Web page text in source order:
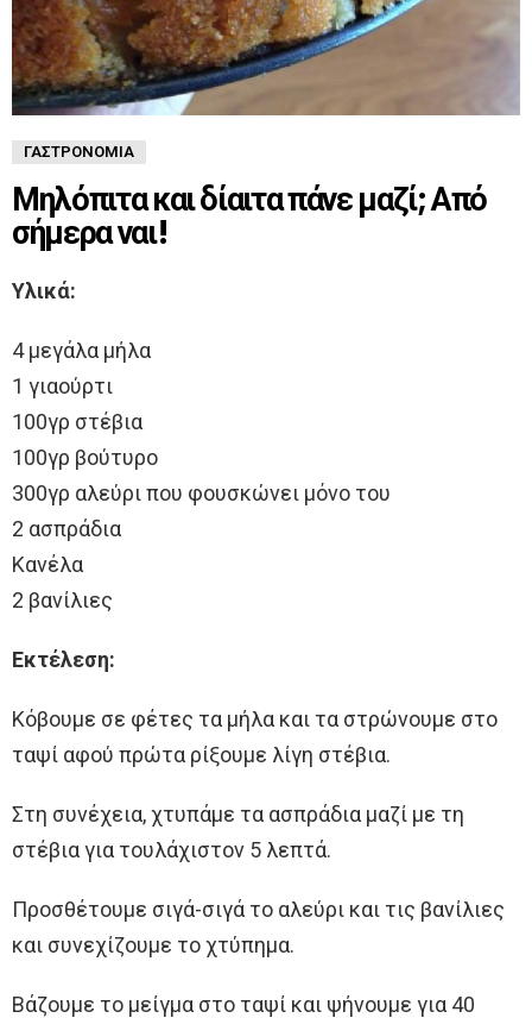
ΓΑΣΤΡΟΝΟΜΊΑ
Μηλόπιτα και δίαιτα πάνε μαζί; Από
σήμερα ναι!
Υλικά:
4 μεγάλα μήλα
1 γιαούρτι
100γρ στέβια
100γρ βούτυρο
300γρ αλεύρι που φουσκώνει μόνο του
2 ασπράδια
Κανέλα
2 βανίλιες
Εκτέλεση:
Κόβουμε σε φέτες τα μήλα και τα στρώνουμε στο
ταψί αφού πρώτα ρίξουμε λίγη στέβια.
Στη συνέχεια, χτυπάμε τα ασπράδια μαζί με τη
στέβια για τουλάχιστον 5 λεπτά.
Προσθέτουμε σιγά-σιγά το αλεύρι και τις βανίλιες
και συνεχίζουμε το χτύπημα.
Βάζουμε το μείγμα στο ταψί και ψήνουμε για 40